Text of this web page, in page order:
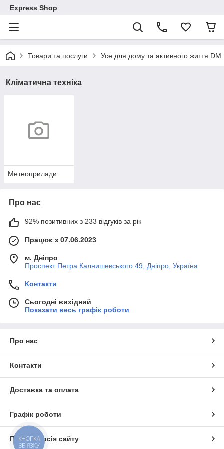
Express Shop
Товари та послуги Усе для дому та активного життя DM
Кліматична техніка
Метеоприлади
Про нас
92% позитивних з 233 відгуків за рік
Працює з 07.06.2023
м. Дніпро
Проспект Петра Калнишевського 49, Дніпро, Україна
Контакти
Сьогодні вихідний
Показати весь графік роботи
Про нас
Контакти
Доставка та оплата
Графік роботи
Повна версія сайту
КНОПКА
ЗВ'ЯЗКУ